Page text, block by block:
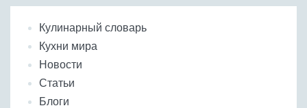
Кулинарный словарь
Кухни мира
Новости
Статьи
Блоги